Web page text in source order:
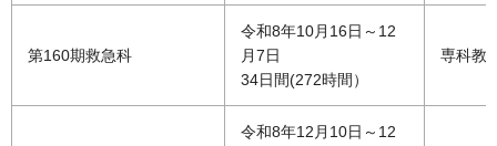
第160期救急科
令和8年10月16日～12
月7日
34日間(272時間）
専科教
令和8年12月10日～12